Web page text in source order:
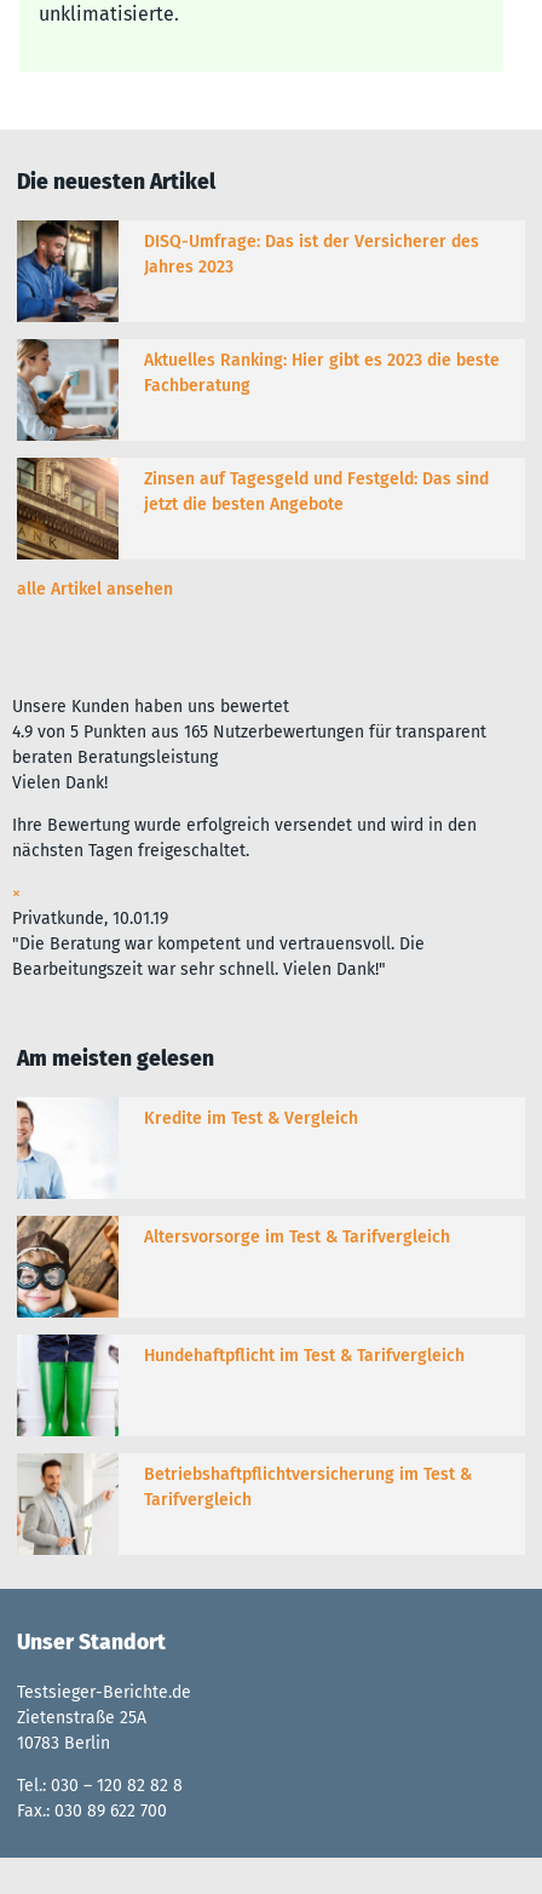
unklimatisierte.
Die neuesten Artikel
DISQ-Umfrage: Das ist der Versicherer des
Jahres 2023
Aktuelles Ranking: Hier gibt es 2023 die beste
Fachberatung
Zinsen auf Tagesgeld und Festgeld: Das sind
jetzt die besten Angebote
alle Artikel ansehen
Unsere Kunden haben uns bewertet
4.9 von 5 Punkten aus 165 Nutzerbewertungen fürtransparent
beraten Beratungsleistung
Vielen Dank!
Ihre Bewertung wurde erfolgreich versendet und wird in den
nächsten Tagen freigeschaltet.
×
Privatkunde, 10.01.19
"Die Beratung war kompetent und vertrauensvoll. Die
Bearbeitungszeit war sehr schnell. Vielen Dank!"
Am meisten gelesen
Kredite im Test & Vergleich
Altersvorsorge im Test & Tarifvergleich
Hundehaftpflicht im Test & Tarifvergleich
Betriebshaftpflichtversicherung im Test &
Tarifvergleich
Unser Standort
Testsieger-Berichte.de
Zietenstraße 25A
10783 Berlin
Tel.: 030 – 120 82 82 8
Fax.: 030 89 622 700